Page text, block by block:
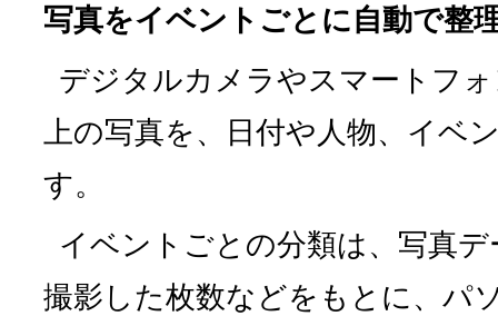
写真をイベントごとに自動で整
デジタルカメラやスマートフ
上の写真を、日付や人物、イベ
す。
イベントごとの分類は、写真
撮影した枚数などをもとに、パ